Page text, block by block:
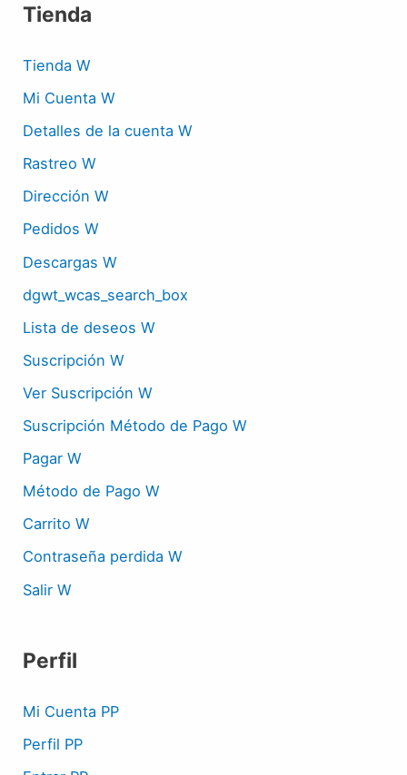
Tienda
Tienda W
Mi Cuenta W
Detalles de la cuenta W
Rastreo W
Dirección W
Pedidos W
Descargas W
dgwt_wcas_search_box
Lista de deseos W
Suscripción W
Ver Suscripción W
Suscripción Método de Pago W
Pagar W
Método de Pago W
Carrito W
Contraseña perdida W
Salir W
Perfil
Mi Cuenta PP
Perfil PP